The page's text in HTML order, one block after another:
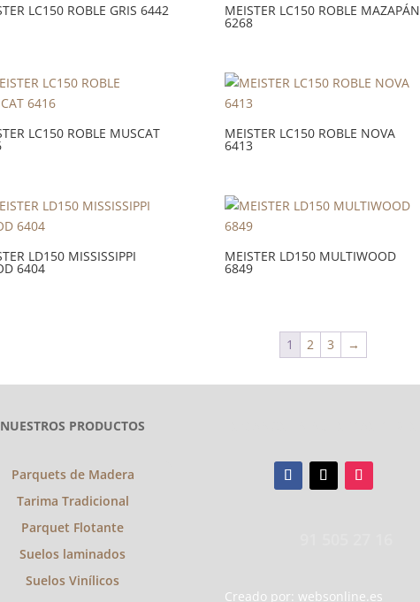
LC150 ROBLE GRIS 6442 MEISTER LC150 ROBLE MAZAPÁN
6268
LC150 ROBLE MUSCAT MEISTER LC150 ROBLE NOVA
6413
LD150 MISSISSIPPI
6404
MEISTER LD150 MULTIWOOD
6849
1 2 3 →
NUESTROS PRODUCTOS
Parquets de Madera
Tarima Tradicional
Parquet Flotante
Suelos laminados
Suelos Vinílicos
Creado por: websonline.es